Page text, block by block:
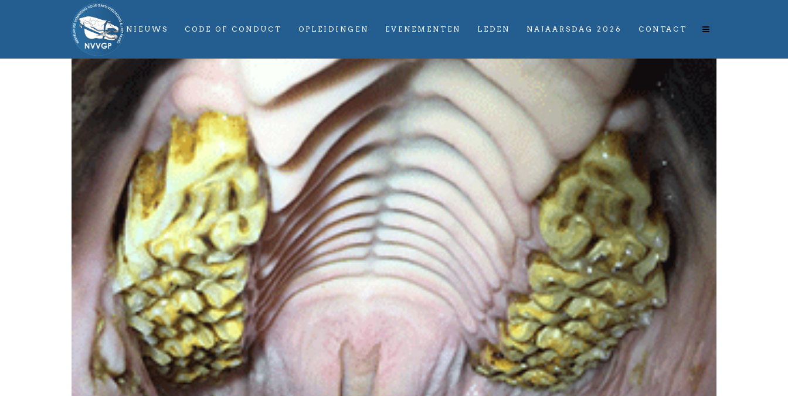
NIEUWS CODE OF CONDUCT OPLEIDINGEN EVENEMENTEN LEDEN NAJAARSDAG 2026 CONTACT